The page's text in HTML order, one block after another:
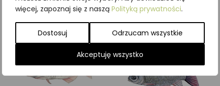
więcej, zapoznaj się z naszą Polityką prywatności.
Dostosuj Odrzucam wszystkie
Akceptuję wszystko
Podobne produkty